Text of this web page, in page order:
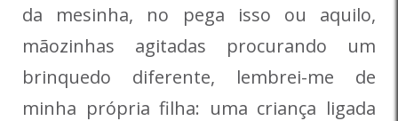
da mesinha, no pega isso ou aquilo,
mãozinhas agitadas procurando um
brinquedo diferente, lembrei-me de
minha própria filha: uma criança ligada